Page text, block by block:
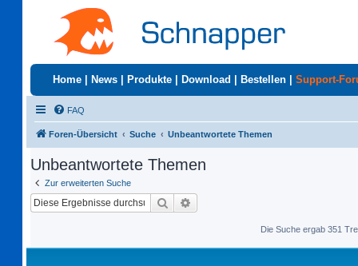
Home News Produkte Download Bestellen Support-
FAQ
Foren-Übersicht Suche Unbeantwortete Themen
Unbeantwortete Themen
Zur erweiterten Suche
Suche
Die Suche ergab 351